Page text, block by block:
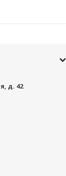
д. 42